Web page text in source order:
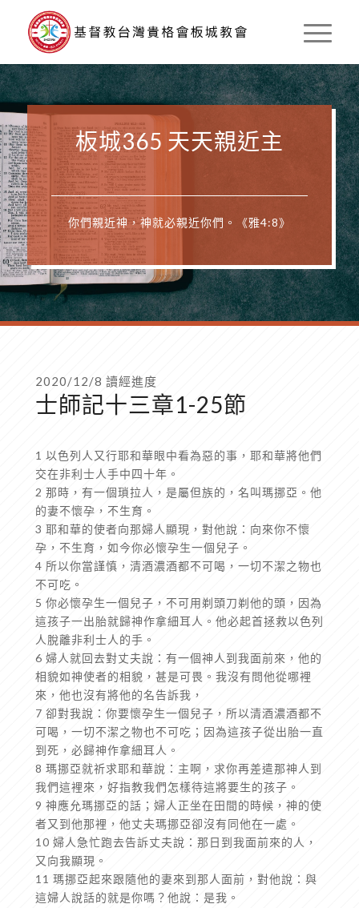
板城365 天天親近主
你們親近神，神就必親近你們。《雅4:8》
2020/12/8 讀經進度
士師記十三章1-25節
1 以色列人又行耶和華眼中看為惡的事，耶和華將他們
交在非利士人手中四十年。
2 那時，有一個瑣拉人，是屬但族的，名叫瑪挪亞。他
的妻不懷孕，不生育。
3 耶和華的使者向那婦人顯現，對他說：向來你不懷
孕，不生育，如今你必懷孕生一個兒子。
4 所以你當謹慎，清酒濃酒都不可喝，一切不潔之物也
不可吃。
5 你必懷孕生一個兒子，不可用剃頭刀剃他的頭，因為
這孩子一出胎就歸神作拿細耳人。他必起首拯救以色列
人脫離非利士人的手。
6 婦人就回去對丈夫說：有一個神人到我面前來，他的
相貌如神使者的相貌，甚是可畏。我沒有問他從哪裡
來，他也沒有將他的名告訴我，
7 卻對我說：你要懷孕生一個兒子，所以清酒濃酒都不
可喝，一切不潔之物也不可吃；因為這孩子從出胎一直
到死，必歸神作拿細耳人。
8 瑪挪亞就祈求耶和華說：主啊，求你再差遣那神人到
我們這裡來，好指教我們怎樣待這將要生的孩子。
9 神應允瑪挪亞的話；婦人正坐在田間的時候，神的使
者又到他那裡，他丈夫瑪挪亞卻沒有同他在一處。
10 婦人急忙跑去告訴丈夫說：那日到我面前來的人，
又向我顯現。
11 瑪挪亞起來跟隨他的妻來到那人面前，對他說：與
這婦人說話的就是你嗎？他說：是我。